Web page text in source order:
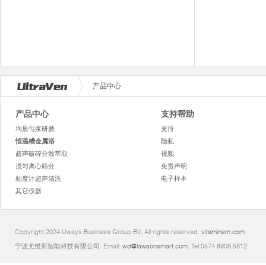
产品中心
产品中心
均质匀浆研磨
恒温槽金属浴
超声破碎分散萃取
混匀离心筛分
粘度计超声清洗
其它仪器
支持帮助
支持
隐私
视频
免责声明
电子样本
Copyright 2024 Uways Business Group BV. All rights reserved. vitaminem.com
宁波尤维斯智能科技有限公司. Email: wd@lawsonsmart.com. Tel:0574 8908 5812